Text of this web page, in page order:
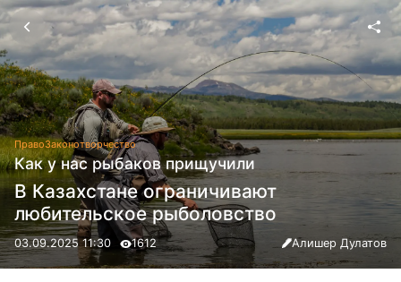
ПравоЗаконотворчество
Как у нас рыбаков прищучили
В Казахстане ограничивают
любительское рыболовство
03.09.2025 11:30 1612 Алишер Дулатов